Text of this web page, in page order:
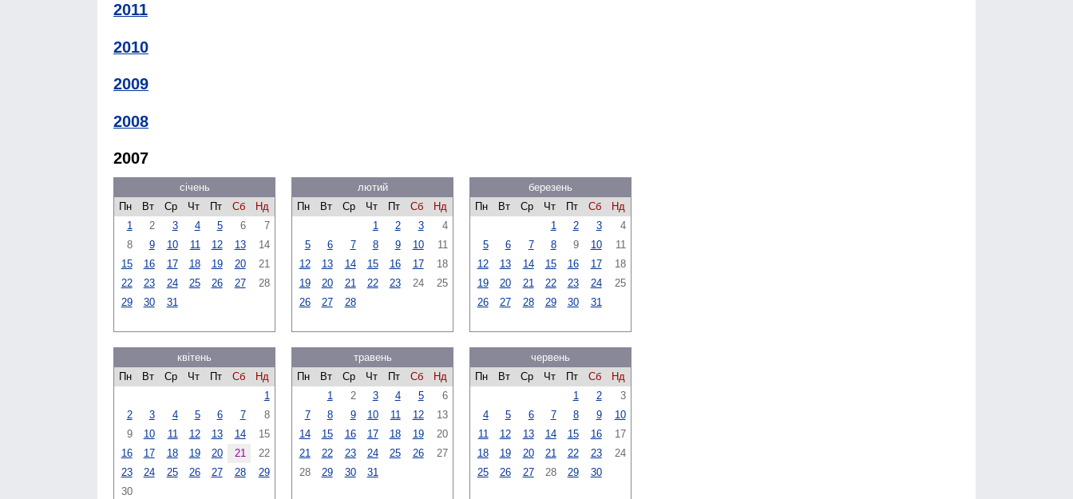
2011
2010
2009
2008
2007
січень
Пн
Вт Ср Чт Пт Сб
Нд
1
2 3 4 5 6
7
8
9 10 11 12 13
14
15
16 17 18 19 20
21
22
23 24 25 26 27
28
29
30 31
лютий
Пн
Вт Ср Чт Пт Сб
Нд
1
2 3
4
5
6 7 8 9 10
11
12
13 14 15 16 17
18
19
20 21 22 23 24
25
26
27 28
березень
Пн
Вт Ср Чт Пт Сб
Нд
1
2 3
4
5
6 7 8 9 10
11
12
13 14 15 16 17
18
19
20 21 22 23 24
25
26
27 28 29 30 31
квітень
Пн
Вт Ср Чт Пт Сб
Нд
1
2
3 4 5 6 7
8
9
10 11 12 13 14
15
16
17 18 19 20 21
22
23
24 25 26 27 28
29
30
травень
Пн
Вт Ср Чт Пт Сб
Нд
1
2 3 4 5
6
7
8 9 10 11 12
13
14
15 16 17 18 19
20
21
22 23 24 25 26
27
28
29 30 31
червень
Пн
Вт Ср Чт Пт Сб
Нд
1
2
3
4
5 6 7 8 9
10
11
12 13 14 15 16
17
18
19 20 21 22 23
24
25
26 27 28 29 30